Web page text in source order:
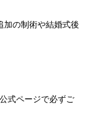
の制術や結婚式後
式ページで必ずご